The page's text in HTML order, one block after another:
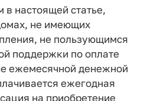
настоящей статье,
не имеющих
не пользующимся
поддержки по оплате
ежемесячной денежной
ежегодная
на приобретение